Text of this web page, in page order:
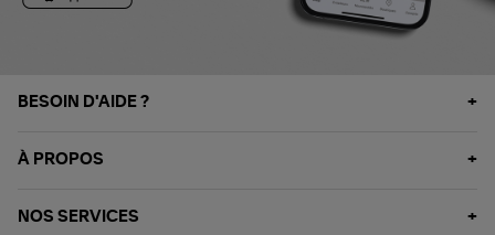
BESOIN D'AIDE ?
À PROPOS
NOS SERVICES